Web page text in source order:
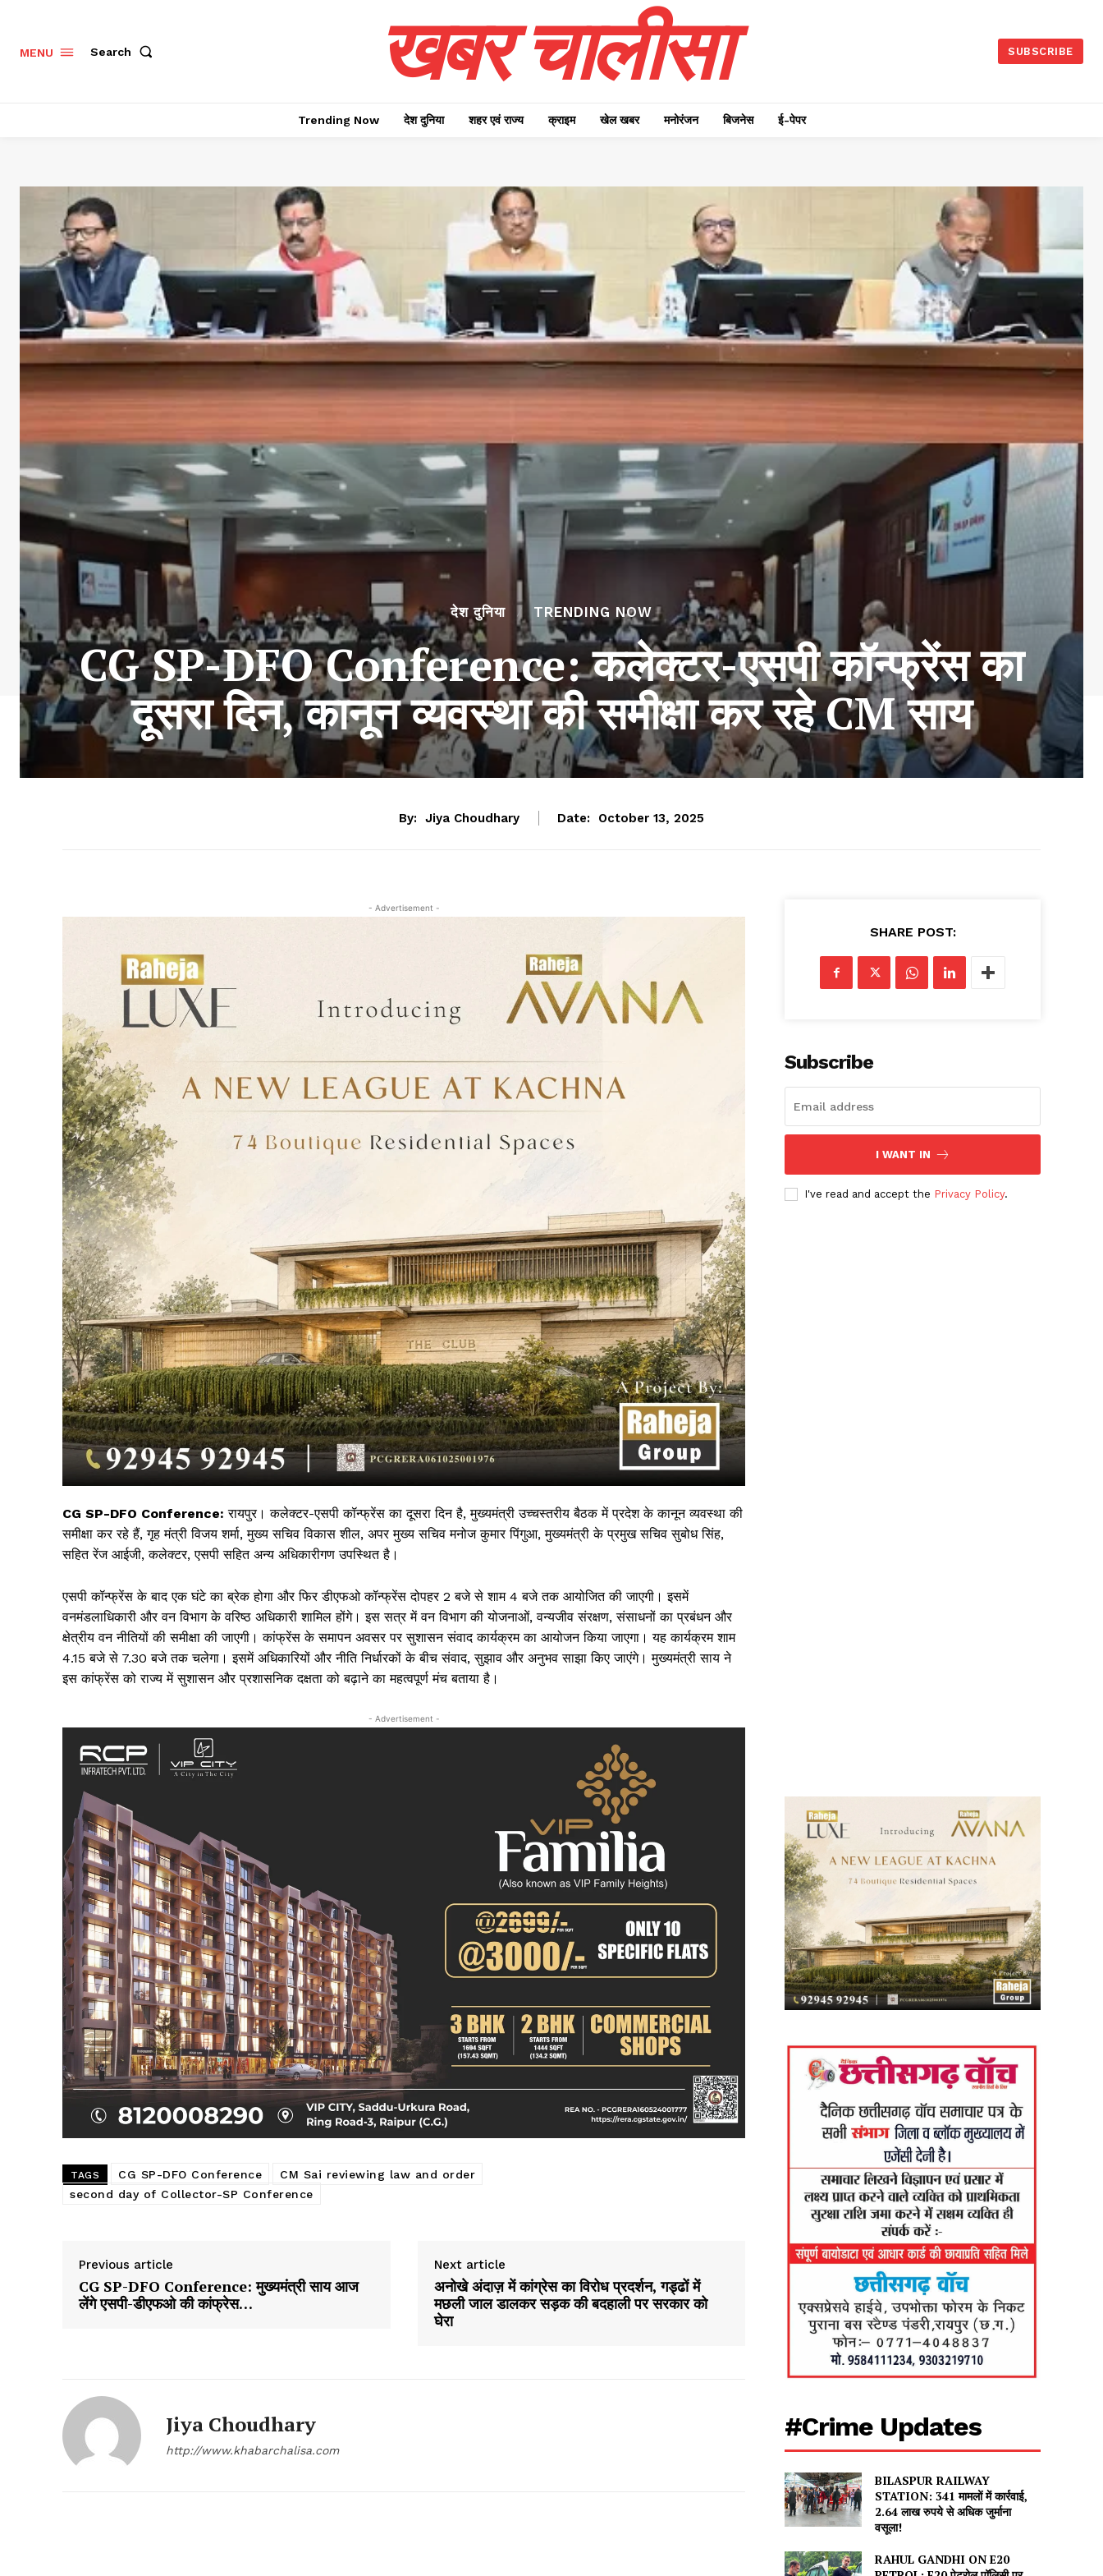
सिर्फ सच !!!
SUBSCRIBE NOW
Khabarchalisa News
Trending Now
शहर एवं राज्य
क्राइम
खेल खबर
बिजनेस
ई-पेपर
MENU Search खबर चालीसा SUBSCRIBE
Trending Now देश दुनिया शहर एवं राज्य क्राइम खेल खबर मनोरंजन बिजनेस ई-पेपर
देश दुनिया TRENDING NOW
CG SP-DFO Conference: कलेक्टर-एसपी कॉन्फ्रेंस का
दूसरा दिन, कानून व्यवस्था की समीक्षा कर रहे CM साय
By: Jiya Choudhary Date: October 13, 2025
- Advertisement -
CG SP-DFO Conference: रायपुर। कलेक्टर-एसपी कॉन्फ्रेंस का दूसरा दिन है, मुख्यमंत्री उच्चस्तरीय बैठक में प्रदेश के कानून व्यवस्था की
समीक्षा कर रहे हैं, गृह मंत्री विजय शर्मा, मुख्य सचिव विकास शील, अपर मुख्य सचिव मनोज कुमार पिंगुआ, मुख्यमंत्री के प्रमुख सचिव सुबोध सिंह,
सहित रेंज आईजी, कलेक्टर, एसपी सहित अन्य अधिकारीगण उपस्थित है।
एसपी कॉन्फ्रेंस के बाद एक घंटे का ब्रेक होगा और फिर डीएफओ कॉन्फ्रेंस दोपहर 2 बजे से शाम 4 बजे तक आयोजित की जाएगी। इसमें
वनमंडलाधिकारी और वन विभाग के वरिष्ठ अधिकारी शामिल होंगे। इस सत्र में वन विभाग की योजनाओं, वन्यजीव संरक्षण, संसाधनों का प्रबंधन और
क्षेत्रीय वन नीतियों की समीक्षा की जाएगी। कांफ्रेंस के समापन अवसर पर सुशासन संवाद कार्यक्रम का आयोजन किया जाएगा। यह कार्यक्रम शाम
4.15 बजे से 7.30 बजे तक चलेगा। इसमें अधिकारियों और नीति निर्धारकों के बीच संवाद, सुझाव और अनुभव साझा किए जाएंगे। मुख्यमंत्री साय ने
इस कांफ्रेंस को राज्य में सुशासन और प्रशासनिक दक्षता को बढ़ाने का महत्वपूर्ण मंच बताया है।
- Advertisement -
TAGS CG SP-DFO Conference
CM Sai reviewing law and order
second day of Collector-SP Conference
Previous article
CG SP-DFO Conference: मुख्यमंत्री साय आज
लेंगे एसपी-डीएफओ की कांफ्रेस…
Next article
अनोखे अंदाज़ में कांग्रेस का विरोध प्रदर्शन, गड्ढों में
मछली जाल डालकर सड़क की बदहाली पर सरकार को
घेरा
Jiya Choudhary
http://www.khabarchalisa.com
SHARE POST:
Subscribe
I WANT IN
I've read and accept the Privacy Policy.
#Crime Updates
BILASPUR RAILWAY
STATION: 341 मामलों में कार्रवाई,
2.64 लाख रुपये से अधिक जुर्माना
वसूला!
RAHUL GANDHI ON E20